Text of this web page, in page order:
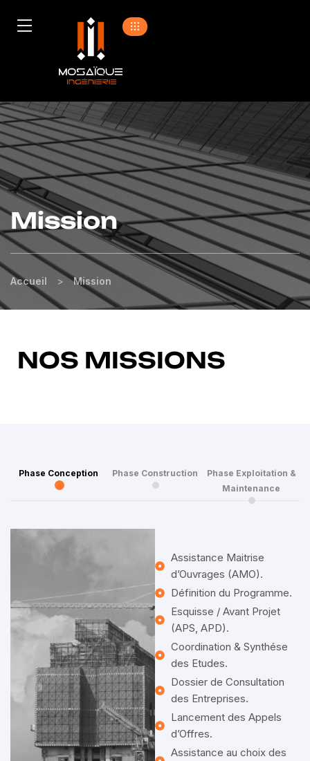
Mission
Accueil > Mission
NOS MISSIONS
Phase Conception Phase Construction
Phase Exploitation &
Maintenance
Assistance Maitrise
d’Ouvrages (AMO).
Définition du Programme.
Esquisse / Avant Projet
(APS, APD).
Coordination & Synthése
des Etudes.
Dossier de Consultation
des Entreprises.
Lancement des Appels
d’Offres.
Assistance au choix des